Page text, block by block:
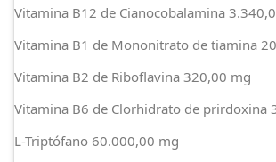
Vitamina B12 de Cianocobalamina
Vitamina B1 de Mononitrato de tiamina
Vitamina B2 de Riboflavina 320,00 mg
Vitamina B6 de Clorhidrato de prirdoxina
L-Triptófano 60.000,00 mg